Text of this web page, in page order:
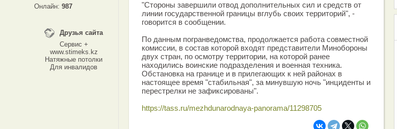
Онлайн: 987
Друзья сайта
Сервис +
www.stimeks.kz
Натяжные потолки
Для инвалидов
"Стороны завершили отвод дополнительных сил и средств от
линии государственной границы вглубь своих территорий", -
говорится в сообщении.
По данным погранведомства, продолжается работа совместной
комиссии, в состав которой входят представители Минобороны
двух стран, по осмотру территории, на которой ранее
находились воинские подразделения и военная техника.
Обстановка на границе и в прилегающих к ней районах в
настоящее время "стабильная", за минувшую ночь "инциденты и
перестрелки не зафиксированы".
https://tass.ru/mezhdunarodnaya-panorama/11298705